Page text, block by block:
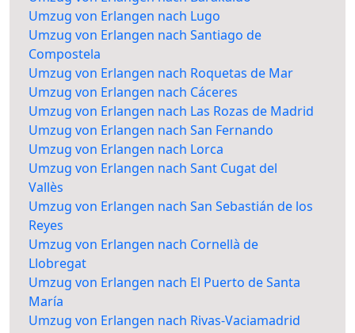
Umzug von Erlangen nach Lugo
Umzug von Erlangen nach Santiago de
Compostela
Umzug von Erlangen nach Roquetas de Mar
Umzug von Erlangen nach Cáceres
Umzug von Erlangen nach Las Rozas de Madrid
Umzug von Erlangen nach San Fernando
Umzug von Erlangen nach Lorca
Umzug von Erlangen nach Sant Cugat del
Vallès
Umzug von Erlangen nach San Sebastián de los
Reyes
Umzug von Erlangen nach Cornellà de
Llobregat
Umzug von Erlangen nach El Puerto de Santa
María
Umzug von Erlangen nach Rivas-Vaciamadrid